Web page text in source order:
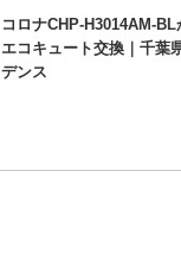
コロナCHP-H3014AM-BL
エコキュート交換｜千葉
デンス